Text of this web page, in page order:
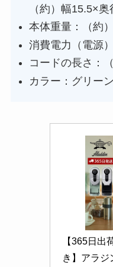
（約）幅15.5×
本体重量：（約
消費電力（電源
コードの長さ：
カラー：グリー
【365日出
き】アラジ